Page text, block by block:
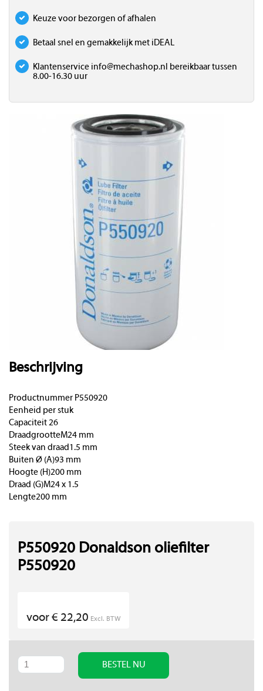
Keuze voor bezorgen of afhalen
Betaal snel en gemakkelijk met iDEAL
Klantenservice info@mechashop.nl
bereikbaar tussen
8.00-16.30 uur
Beschrijving
Productnummer P550920
Eenheid per stuk
Capaciteit 26
DraadgrootteM24 mm
Steek van draad1.5 mm
Buiten Ø (A)93 mm
Hoogte (H)200 mm
Draad (G)M24 x 1.5
Lengte200 mm
P550920 Donaldson oliefilter
P550920
voor € 22,20 Excl. BTW
BESTEL NU